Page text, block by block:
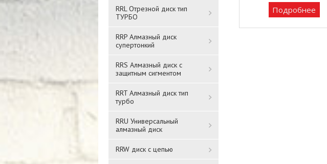
RRL Отрезной диск тип
ТУРБО
RRP Алмазный диск
супертонкий
RRS Алмазный диск с
защитным сигментом
RRT Алмазный диск тип
турбо
RRU Универсальный
алмазный диск
RRW диск с цепью
Подробнее Подробнее